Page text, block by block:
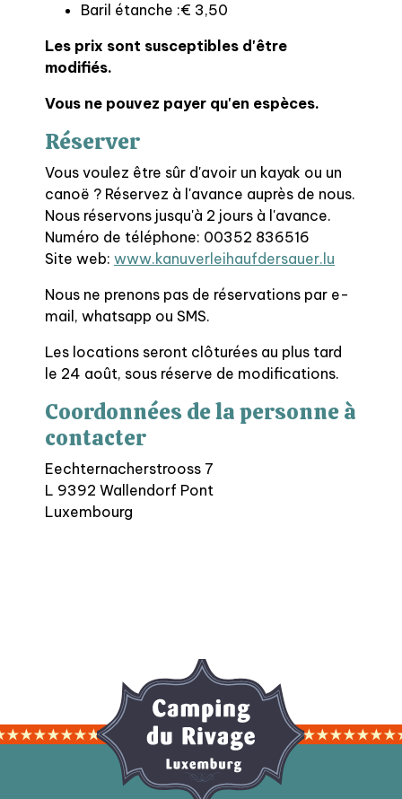
Baril étanche :€ 3,50
Les prix sont susceptibles d'être
modifiés.
Vous ne pouvez payer qu'en espèces.
Réserver
Vous voulez être sûr d'avoir un kayak ou un
canoë ? Réservez à l'avance auprès de nous.
Nous réservons jusqu'à 2 jours à l'avance.
Numéro de téléphone: 00352 836516
Site web: www.kanuverleihaufdersauer.lu
Nous ne prenons pas de réservations par e-
mail, whatsapp ou SMS.
Les locations seront clôturées au plus tard
le 24 août, sous réserve de modifications.
Coordonnées de la personne à
contacter
Eechternacherstrooss 7
L 9392 Wallendorf Pont
Luxembourg